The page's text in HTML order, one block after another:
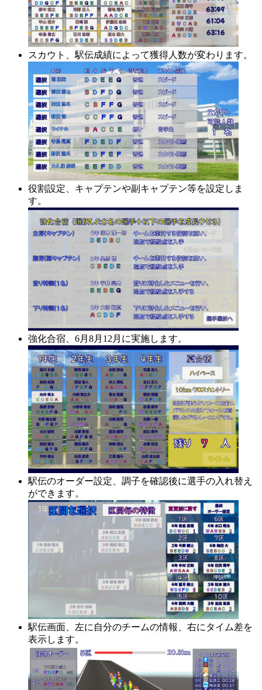
スカウト、駅伝成績によって獲得人数が変わります。
役割設定、キャプテンや副キャプテン等を設定しま
す。
強化合宿、6月8月12月に実施します。
駅伝のオーダー設定、調子を確認後に選手の入れ替え
ができます。
駅伝画面、左に自分のチームの情報、右にタイム差を
表示します。